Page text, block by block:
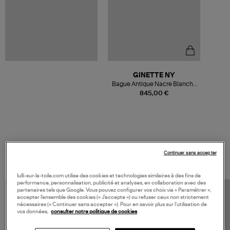
845,00 €
GINETTE NY
Bague Antique Nacre Blanche
Or Rose
lulli-sur-la-toile.com utilise des cookies et technologies similaires à des fins de
performance, personnalisation, publicité et analyses, en collaboration avec des
partenaires tels que Google. Vous pouvez configurer vos choix via « Paramétrer »,
accepter l’ensemble des cookies (« J’accepte ») ou refuser ceux non strictement
nécessaires (« Continuer sans accepter »). Pour en savoir plus sur l’utilisation de
vos données, consulter notre politique de cookies
Continuer sans accepter